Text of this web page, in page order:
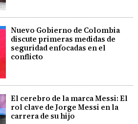
Nuevo Gobierno de Colombia
discute primeras medidas de
seguridad enfocadas en el
conflicto
El cerebro de la marca Messi: El
rol clave de Jorge Messi en la
carrera de su hijo